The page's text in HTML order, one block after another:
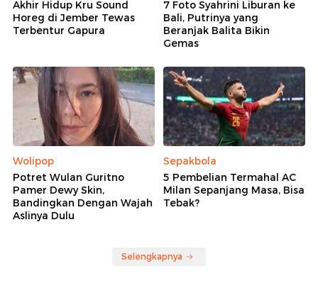
Akhir Hidup Kru Sound
Horeg di Jember Tewas
Terbentur Gapura
7 Foto Syahrini Liburan ke
Bali, Putrinya yang
Beranjak Balita Bikin
Gemas
Wolipop
Potret Wulan Guritno
Pamer Dewy Skin,
Bandingkan Dengan Wajah
Aslinya Dulu
Sepakbola
5 Pembelian Termahal AC
Milan Sepanjang Masa, Bisa
Tebak?
Selengkapnya